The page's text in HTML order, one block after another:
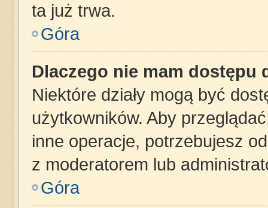
ta już trwa.
Góra
Dlaczego nie mam dostępu
Niektóre działy mogą być
użytkowników. Aby
inne operacje, potrzebujesz
z moderatorem lub
Góra